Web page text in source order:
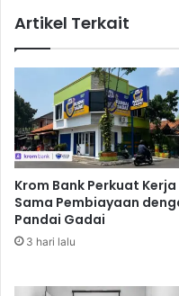
e
A
a
t
U
k
u
r
K
a
m
r
b
a
n
i
r
T
a
Artikel Terkait
Krom Bank Perkuat Kerja
Sama Pembiayaan
Pandai Gadai
3 hari lalu